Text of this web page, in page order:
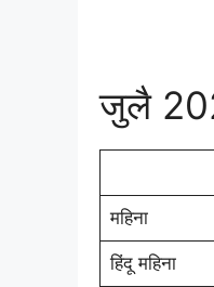
जुलै
महिना
हिंदू महिना